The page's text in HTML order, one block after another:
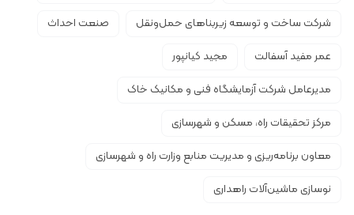
شرکت ساخت و توسعه زیربناهای حمل‌ونقل
صنعت احداث
عمر مفید آسفالت
مجید کیانپور
مدیرعامل شرکت آزمایشگاه فنی و مکانیک خاک
مرکز تحقیقات راه، مسکن و شهرسازی
معاون برنامه‌ریزی و مدیریت منابع وزارت راه و شهرسازی
نوسازی ماشین‌آلات راهداری